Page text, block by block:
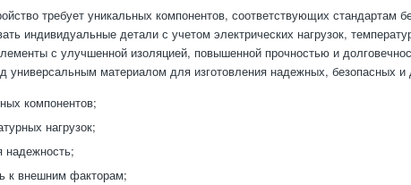
требует уникальных компонентов, соответствующих стандартам
индивидуальные детали с учетом электрических нагрузок,
с улучшенной изоляцией, повышенной прочностью и
универсальным материалом для изготовления надежных, безопасных и
компонентов;
нагрузок;
надежность;
к внешним факторам;